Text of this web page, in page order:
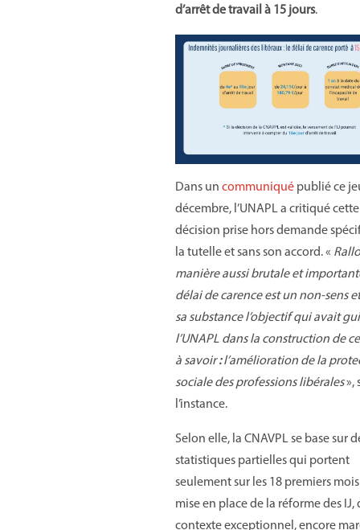
d’arrêt de travail à 15 jours.
Dans un communiquépublié ce
décembre, l’UNAPL a critiqué cette
décision prise hors demande
la tutelle et sans son accord. «
manière aussi brutale et
délai de carence est un non-sens
sa substance l’objectif qui avait
l’UNAPL dans la construction de
à savoir:l’amélioration de la
sociale des professions libérales»,
l’instance.
Selon elle, la CNAVPL se base sur
statistiques partielles qui portent
seulement sur les 18 premiers
mise en place de la réforme des IJ,
contexte exceptionnel, encore